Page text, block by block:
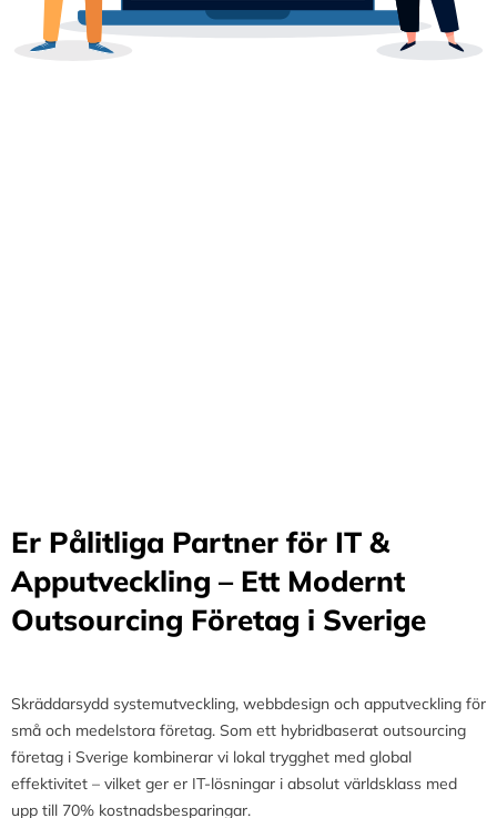
Er Pålitliga Partner för IT &
Apputveckling – Ett Modernt
Outsourcing Företag i Sverige
Skräddarsydd systemutveckling, webbdesign och apputveckling för
små och medelstora företag. Som ett hybridbaserat outsourcing
företag i Sverige kombinerar vi lokal trygghet med global
effektivitet – vilket ger er IT-lösningar i absolut världsklass med
upp till 70% kostnadsbesparingar.